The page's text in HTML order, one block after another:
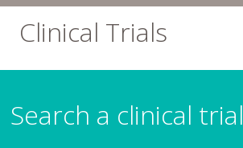
Clinical Trials
Search a clinical trial